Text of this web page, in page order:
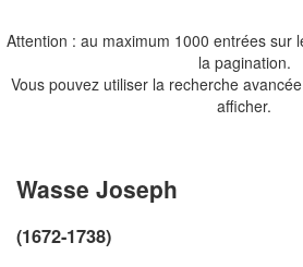
Attention : au maximum 1000 entrées sur
la pagination.
Vous pouvez utiliser la recherche
afficher.
Wasse Joseph
(1672-1738)